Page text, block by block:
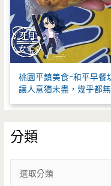
桃園平鎮美食-和平早餐
讓人意猶未盡，幾乎都無
分類
類